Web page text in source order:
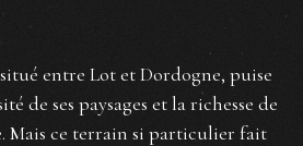
entre Lot et Dordogne, puise
de ses paysages et la richesse de
Mais ce terrain si particulier fait